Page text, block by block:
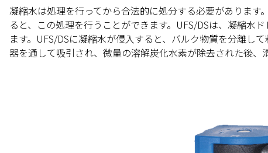
凝縮水は処理を行ってから合法的に処分する必要がありま
ると、この処理を行うことができます。UFS/DSは、凝縮水
ます。UFS/DSに凝縮水が侵入すると、バルク物質を分離し
器を通して吸引され、微量の溶解炭化水素が除去された後、